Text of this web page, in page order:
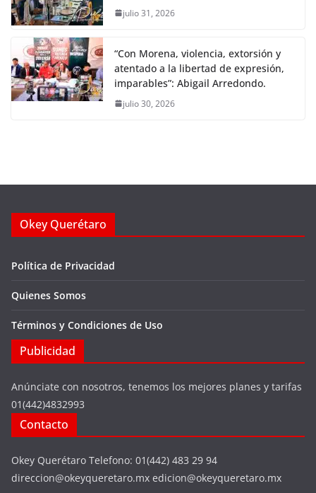
julio 31, 2026
“Con Morena, violencia, extorsión y
atentado a la libertad de expresión,
imparables”: Abigail Arredondo.
julio 30, 2026
Okey Querétaro
Política de Privacidad
Quienes Somos
Términos y Condiciones de Uso
Publicidad
Anúnciate con nosotros, tenemos los mejores planes y tarifas
01(442)4832993
Contacto
Okey Querétaro Telefono: 01(442) 483 29 94
direccion@okeyqueretaro.mx edicion@okeyqueretaro.mx